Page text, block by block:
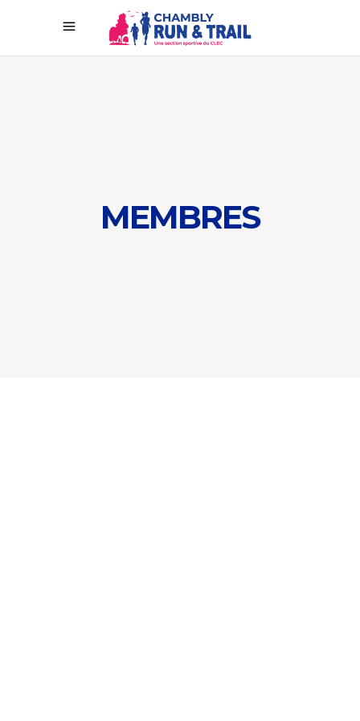
MEMBRES